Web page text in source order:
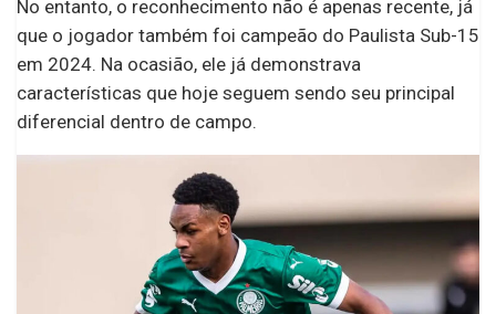
No entanto, o reconhecimento não é apenas recente, já
que o jogador também foi campeão do Paulista Sub-15
em 2024. Na ocasião, ele já demonstrava
características que hoje seguem sendo seu principal
diferencial dentro de campo.